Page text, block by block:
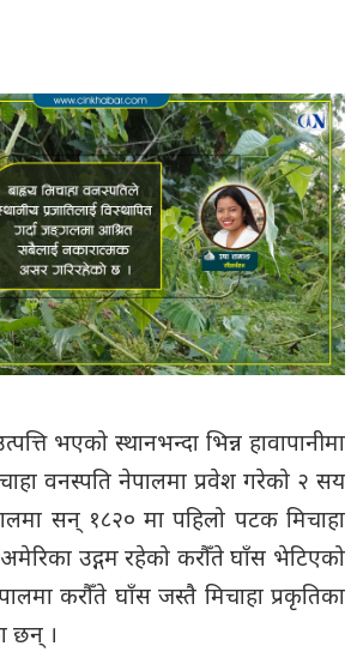
भएको स्थानभन्दा भिन्न हावापानीमा
वनस्पति नेपालमा प्रवेश गरेको २ सय
सन् १८२० मा पहिलो पटक मिचाहा
उद्गम रहेको करौँते घाँस भेटिएको
करौँते घाँस जस्तै मिचाहा प्रकृतिका
छन् ।